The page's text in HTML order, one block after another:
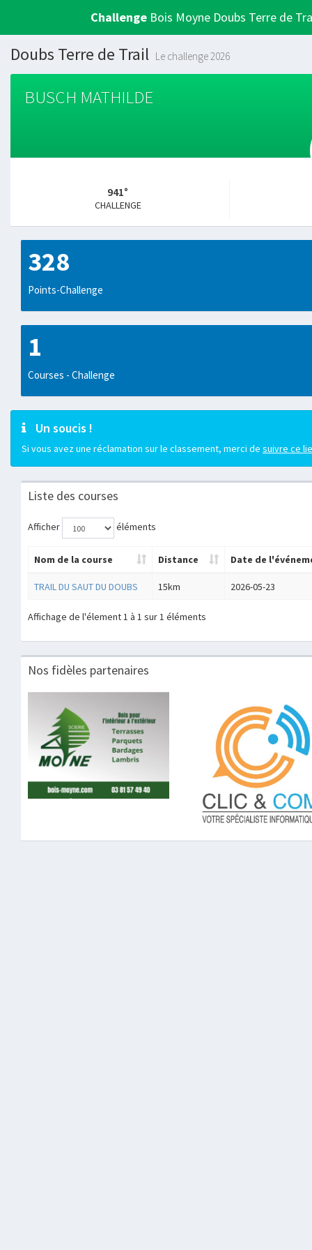
Challenge Bois Moyne Doubs Terre de
Doubs Terre de Trail Le challenge 2026
BUSCH MATHILDE
941°
CHALLENGE
328
Points-Challenge
1
Courses - Challenge
Un soucis !
Si vous avez une réclamation sur le classement, merci de suivre ce
Liste des courses
Afficher éléments
Nom de la course Distance Date de
TRAIL DU SAUT DU DOUBS 15km 2026-05-23
Affichage de l'élement 1 à 1 sur 1 éléments
Nos fidèles partenaires